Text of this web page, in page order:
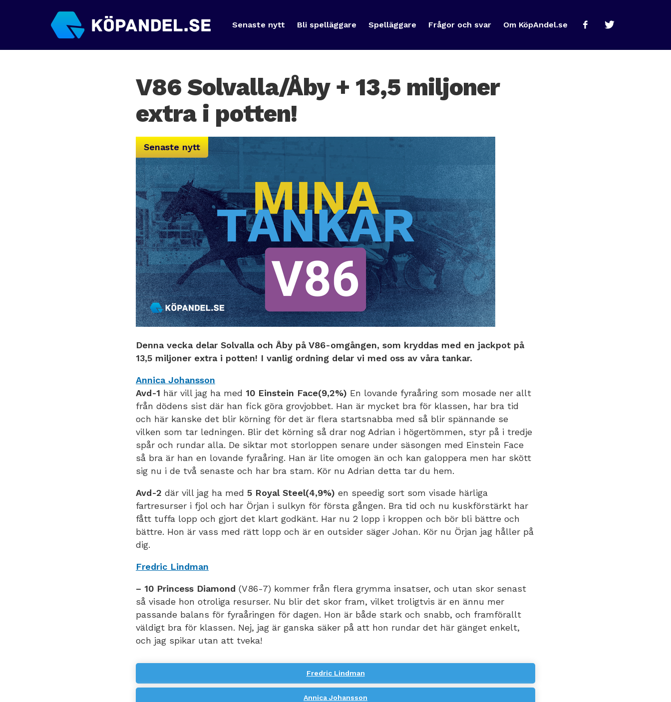
Senaste nytt Bli spelläggare Spelläggare Frågor och svar Om KöpAndel.se
V86 Solvalla/Åby + 13,5 miljoner
extra i potten!
Senaste nytt
Denna vecka delar Solvalla och Åby på V86-omgången, som kryddas med en jackpot på
13,5 miljoner extra i potten! I vanlig ordning delar vi med oss av våra tankar.
Annica Johansson
Avd-1 här vill jag ha med 10 Einstein Face(9,2%) En lovande fyraåring som mosade ner allt
från dödens sist där han fick göra grovjobbet. Han är mycket bra för klassen, har bra tid
och här kanske det blir körning för det är flera startsnabba med så blir spännande se
vilken som tar ledningen. Blir det körning så drar nog Adrian i högertömmen, styr på i tredje
spår och rundar alla. De siktar mot storloppen senare under säsongen med Einstein Face
så bra är han en lovande fyraåring. Han är lite omogen än och kan galoppera men har skött
sig nu i de två senaste och har bra stam. Kör nu Adrian detta tar du hem.
Avd-2 där vill jag ha med 5 Royal Steel(4,9%) en speedig sort som visade härliga
fartresurser i fjol och har Örjan i sulkyn för första gången. Bra tid och nu kuskförstärkt har
fått tuffa lopp och gjort det klart godkänt. Har nu 2 lopp i kroppen och bör bli bättre och
bättre. Hon är vass med rätt lopp och är en outsider säger Johan. Kör nu Örjan jag håller på
dig.
Fredric Lindman
– 10 Princess Diamond (V86-7) kommer från flera grymma insatser, och utan skor senast
så visade hon otroliga resurser. Nu blir det skor fram, vilket troligtvis är en ännu mer
passande balans för fyraåringen för dagen. Hon är både stark och snabb, och framförallt
väldigt bra för klassen. Nej, jag är ganska säker på att hon rundar det här gänget enkelt,
och jag spikar utan att tveka!
Fredric Lindman
Annica Johansson